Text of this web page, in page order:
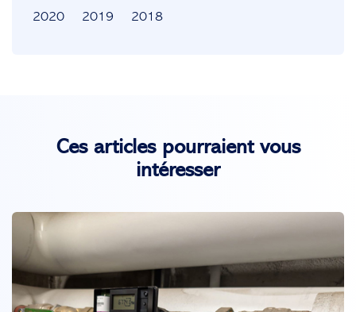
2020
2019 2018
Ces articles pourraient vous
intéresser